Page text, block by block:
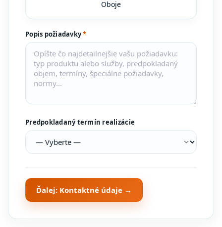
Oboje
Popis požiadavky*
Predpokladaný termín realizácie
Ďalej: Kontaktné údaje →